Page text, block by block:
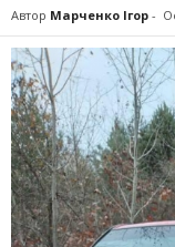
Автор Марченко Ігор -